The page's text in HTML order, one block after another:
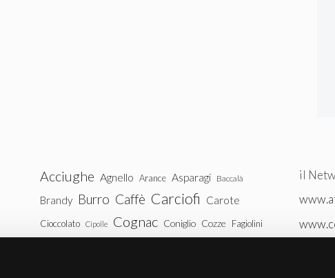
Acciughe Agnello Arance Asparagi Baccalà
Brandy Burro Caffè Carciofi Carote
Cioccolato Cipolle Cognac Coniglio Cozze Fagiolini
il